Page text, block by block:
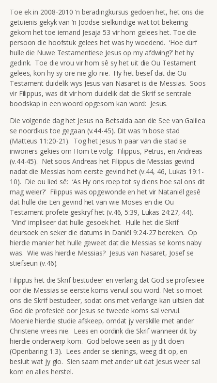
Toe ek in 2008-2010 ‘n beradingkursus gedoen het, het ons die
getuienis gekyk van ‘n Joodse sielkundige wat tot bekering
gekom het toe iemand Jesaja 53 vir hom gelees het. Toe die
persoon die hoofstuk gelees het was hy woedend. ‘Hoe durf
hulle die Nuwe Testamentiese Jesus op my afdwing?’ het hy
gedink. Toe die vrou vir hom sê sy het uit die Ou Testament
gelees, kon hy sy ore nie glo nie. Hy het besef dat die Ou
Testament duidelik wys Jesus van Nasaret is die Messias. Soos
vir Filippus, was dit vir hom duidelik dat die Skrif se sentrale
boodskap in een woord opgesom kan word: Jesus.
Die volgende dag het Jesus na Betsaida aan die See van Galilea
se noordkus toe gegaan (v.44-45). Dit was ‘n bose stad
(Matteus 11:20-21). Tog het Jesus ‘n paar van die stad se
inwoners gekies om Hom te volg: Filippus, Petrus, en Andreas
(v.44-45). Net soos Andreas het Filippus die Messias gevind
nadat die Messias hom eerste gevind het (v.44, 46, Lukas 19:1-
10). Die ou lied sê: ‘As Hy ons roep tot sy diens hoe sal ons dit
mag weier?’ Filippus was opgewonde en het vir Nataniël gesê
dat hulle die Een gevind het van wie Moses en die Ou
Testament profete geskryf het (v.46, 5:39, Lukas 24:27, 44).
‘Vind’ impliseer dat hulle gesoek het. Hulle het die Skrif
deursoek en seker die datums in Daniël 9:24-27 bereken. Op
hierdie manier het hulle geweet dat die Messias se koms naby
was. Wie was hierdie Messias? Jesus van Nasaret, Josef se
stiefseun (v.46).
Filippus het die Skrif bestudeer en verlang dat God se profesieë
oor die Messias se eerste koms vervul sou word. Net so moet
ons die Skrif bestudeer, sodat ons met verlange kan uitsien dat
God die profesieë oor Jesus se tweede koms sal vervul.
Moenie hierdie studie afskeep, omdat jy verskille met ander
Christene vrees nie. Lees en oordink die Skrif wanneer dit by
hierdie onderwerp kom. God belowe seën as jy dit doen
(Openbaring 1:3). Lees ander se sienings, weeg dit op, en
besluit wat jy glo. Sien saam met ander uit dat Jesus weer sal
kom en alles herstel.